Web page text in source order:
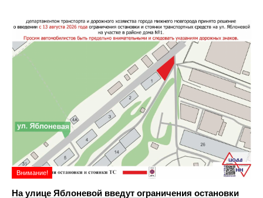
Внимание!
На улице Яблоневой введут ограничения остановки